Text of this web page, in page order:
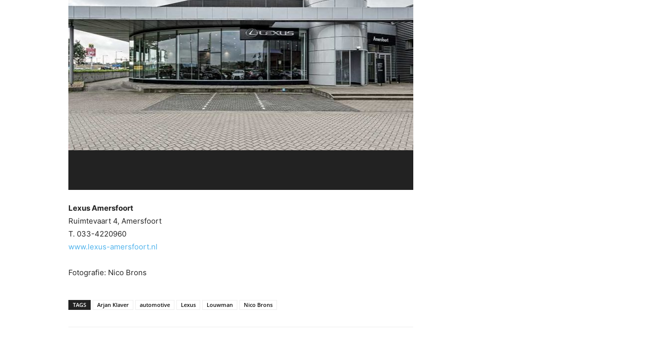
Lexus Amersfoort
Ruimtevaart 4, Amersfoort
T. 033-4220960
www.lexus-amersfoort.nl
Fotografie: Nico Brons
TAGS Arjan Klaver automotive Lexus Louwman Nico Brons